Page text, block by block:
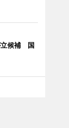
立候補 国